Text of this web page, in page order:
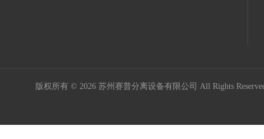
版权所有 © 2026 苏州赛普分离设备有限公司 All Rights